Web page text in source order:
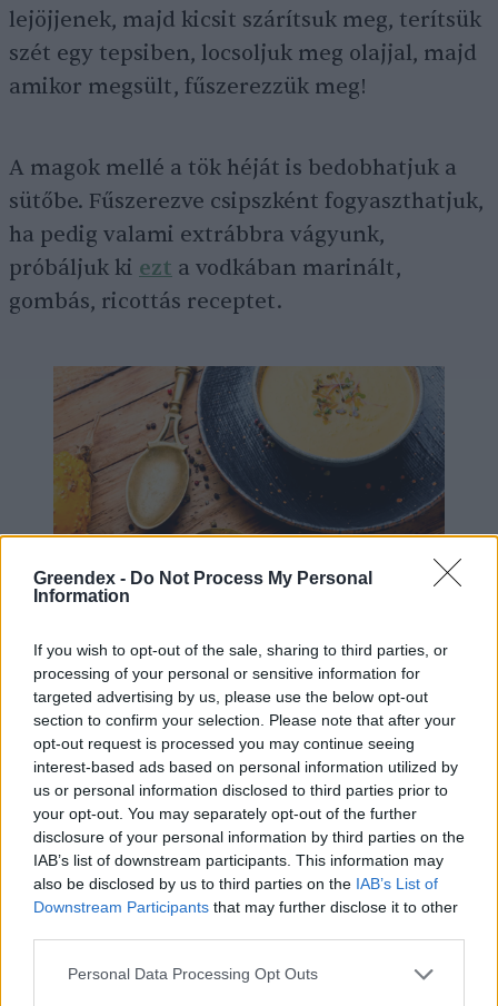
Greendex - Do Not Process My Personal
Information
If you wish to opt-out of the sale, sharing to third parties, or
processing of your personal or sensitive information for
targeted advertising by us, please use the below opt-out
section to confirm your selection. Please note that after your
opt-out request is processed you may continue seeing
interest-based ads based on personal information utilized by
us or personal information disclosed to third parties prior to
your opt-out. You may separately opt-out of the further
disclosure of your personal information by third parties on the
IAB’s list of downstream participants. This information may
also be disclosed by us to third parties on the IAB’s List of
Downstream Participants that may further disclose it to other
Personal Data Processing Opt Outs
lejöjjenek, majd kicsit szárítsuk meg, terítsük
szét egy tepsiben, locsoljuk meg olajjal, majd
amikor megsült, fűszerezzük meg!
A magok mellé a tök héját is bedobhatjuk a
sütőbe. Fűszerezve csipszként fogyaszthatjuk,
ha pedig valami extrábbra vágyunk,
próbáljuk ki ezt a vodkában marinált,
gombás, ricottás receptet.
Kevés jobb dolog van ősszel egy tányér
Diós bundában sült szejtán
márványsajtos sütőtökpürével
Hozzávalók
1 kisebb vöröshagyma
1 közepes sütőtök